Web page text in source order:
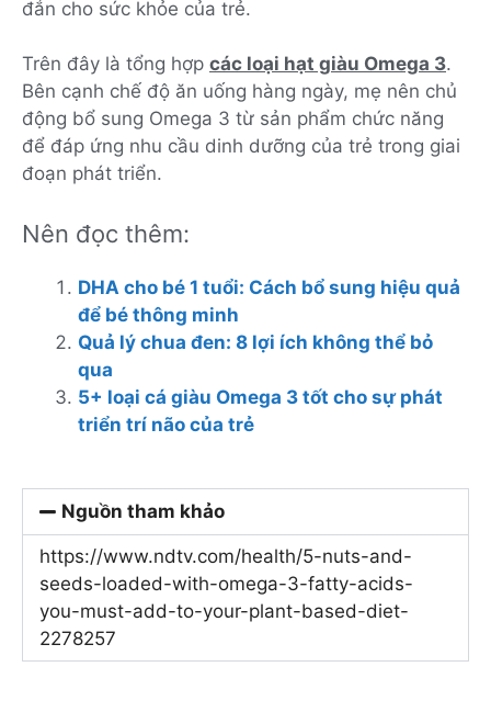
đắn cho sức khỏe của trẻ.
Trên đây là tổng hợp các loại hạt giàu Omega 3.
Bên cạnh chế độ ăn uống hàng ngày, mẹ nên chủ
động bổ sung Omega 3 từ sản phẩm chức năng
để đáp ứng nhu cầu dinh dưỡng của trẻ trong giai
đoạn phát triển.
Nên đọc thêm:
DHA cho bé 1 tuổi: Cách bổ sung hiệu quả
để bé thông minh
Quả lý chua đen: 8 lợi ích không thể bỏ
qua
5+ loại cá giàu Omega 3 tốt cho sự phát
triển trí não của trẻ
Nguồn tham khảo
https://www.ndtv.com/health/5-nuts-and-
seeds-loaded-with-omega-3-fatty-acids-
you-must-add-to-your-plant-based-diet-
2278257